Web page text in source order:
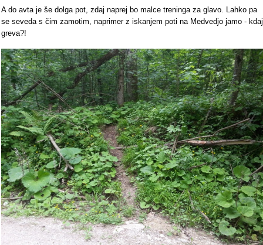
A do avta je še dolga pot, zdaj naprej bo malce treninga za glavo. Lahko pa
se seveda s čim zamotim, naprimer z iskanjem poti na Medvedjo jamo - kdaj
greva?!